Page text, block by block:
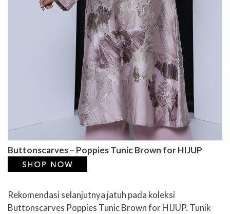
Buttonscarves – Poppies Tunic Brown for HIJUP
Rekomendasi selanjutnya jatuh pada koleksi
Buttonscarves Poppies Tunic Brown for HIJUP. Tunik